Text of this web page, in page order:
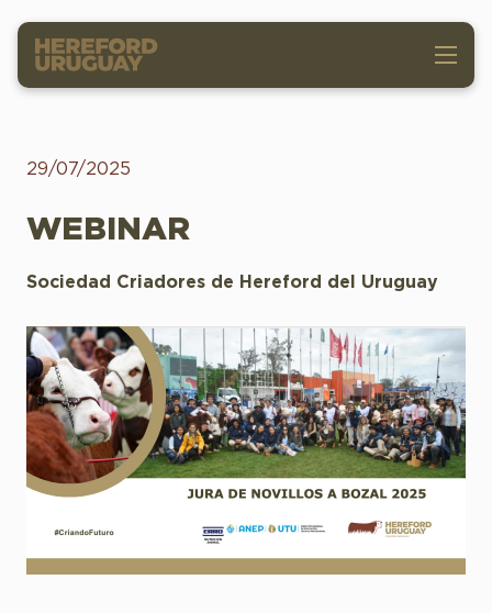
29/07/2025
WEBINAR
Sociedad Criadores de Hereford del Uruguay